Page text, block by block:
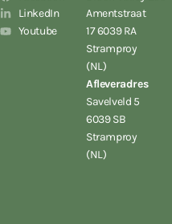
LinkedIn
Youtube
Amentstraat
17 6039 RA
Stramproy
(NL)
Afleveradres
Savelveld 5
6039 SB
Stramproy
(NL)